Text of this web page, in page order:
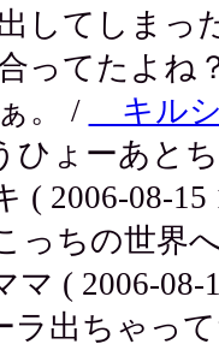
してしまっ
ってたよね
。 /
キル
ょーあと
( 2006-08-15
っちの世界
マ ( 2006-08-
出ちゃって